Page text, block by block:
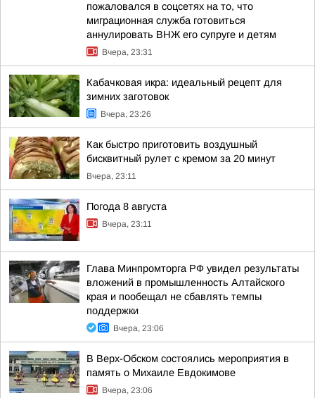
пожаловался в соцсетях на то, что
миграционная служба готовиться
аннулировать ВНЖ его супруге и детям
Вчера, 23:31
Кабачковая икра: идеальный рецепт для
зимних заготовок
Вчера, 23:26
Как быстро приготовить воздушный
бисквитный рулет с кремом за 20 минут
Вчера, 23:11
Погода 8 августа
Вчера, 23:11
Глава Минпромторга РФ увидел результаты
вложений в промышленность Алтайского
края и пообещал не сбавлять темпы
поддержки
Вчера, 23:06
В Верх-Обском состоялись мероприятия в
память о Михаиле Евдокимове
Вчера, 23:06